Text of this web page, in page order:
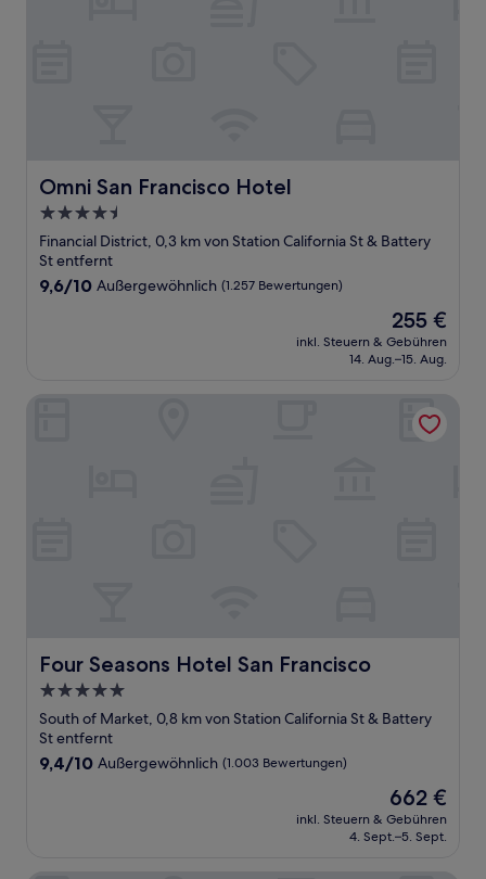
Omni San Francisco Hotel
Omni San Francisco Hotel
4.5-
Sterne-
Unterkunft
Financial District, 0,3 km von Station California St & Battery
St entfernt
9.6
9,6/10 Außergewöhnlich (1.257 Bewertungen)
Der
Preis
beträgt
255 €
inkl. Steuern & Gebühren
14. Aug.–15. Aug.
Four Seasons Hotel San Francisco
Four Seasons Hotel San Francisco
5.0-
Sterne-
Unterkunft
South of Market, 0,8 km von Station California St & Battery
St entfernt
9.4
9,4/10 Außergewöhnlich (1.003 Bewertungen)
Der
Preis
beträgt
662 €
inkl. Steuern & Gebühren
4. Sept.–5. Sept.